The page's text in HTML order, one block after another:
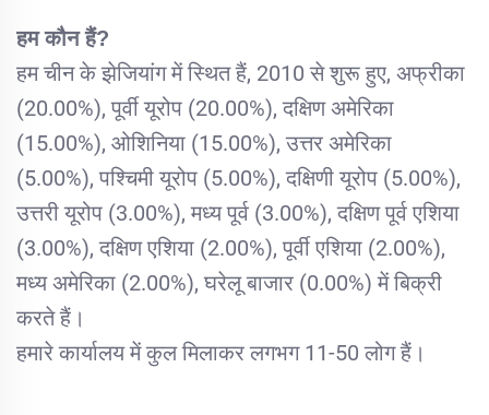
हम कौन हैं?
हम चीन के झेजियांग में स्थित हैं, 2010 से शुरू हुए, अफ्रीका
(20.00%), पूर्वी यूरोप (20.00%), दक्षिण अमेरिका
(15.00%), ओशिनिया (15.00%), उत्तर अमेरिका
(5.00%), पश्चिमी यूरोप (5.00%), दक्षिणी यूरोप (5.00%),
उत्तरी यूरोप (3.00%), मध्य पूर्व (3.00%), दक्षिण पूर्व एशिया
(3.00%), दक्षिण एशिया (2.00%), पूर्वी एशिया (2.00%),
मध्य अमेरिका (2.00%), घरेलू बाजार (0.00%) में बिक्री
करते हैं।
हमारे कार्यालय में कुल मिलाकर लगभग 11-50 लोग हैं।